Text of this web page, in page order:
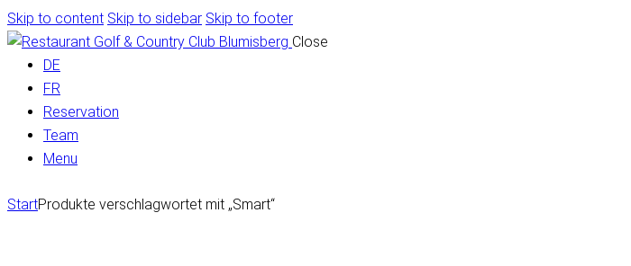
Skip to content Skip to sidebar Skip to footer
Close
DE
FR
Reservation
Team
Menu
StartProdukte verschlagwortet mit „Smart“